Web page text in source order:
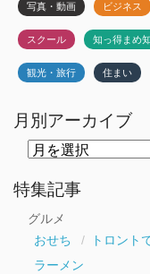
写真・動画 ビジネス
スクール 知っ得まめ
観光・旅行 住まい
月別アーカイブ
ー
カ
特集記事
グルメ
おせち
トロント
ラーメン